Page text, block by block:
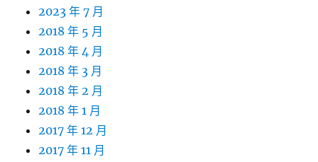
2023 年 7 月
2018 年 5 月
2018 年 4 月
2018 年 3 月
2018 年 2 月
2018 年 1 月
2017 年 12 月
2017 年 11 月